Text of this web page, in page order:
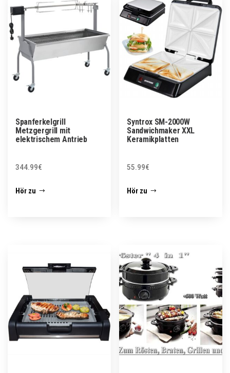
Spanferkelgrill
Metzgergrill mit
elektrischem Antrieb
344.99€
Hör zu
Syntrox SM-2000W
Sandwichmaker XXL
Keramikplatten
55.99€
Hör zu